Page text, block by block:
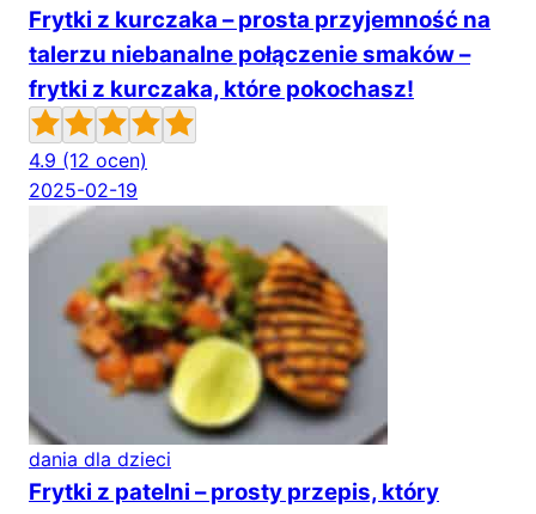
Frytki z kurczaka – prosta przyjemność na
talerzu niebanalne połączenie smaków –
frytki z kurczaka, które pokochasz!
4.9 (12 ocen)
2025-02-19
dania dla dzieci
Frytki z patelni – prosty przepis, który